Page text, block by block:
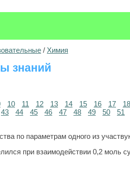
/ Химия
знаний
10 11 12 13 14 15 16 17 18
43 44 45 46 47 48 49 50 51
по па­ра­мет­рам одного из
при взаимодействии 0,2